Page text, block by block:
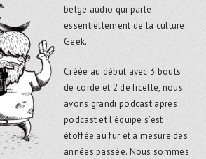
belge audio qui parle
essentiellement de la culture
Geek.
Créée au début avec 3 bouts
de corde et 2 de ficelle, nous
avons grandi podcast après
podcast et l’équipe s’est
étoffée au fur et à mesure des
années passée. Nous sommes